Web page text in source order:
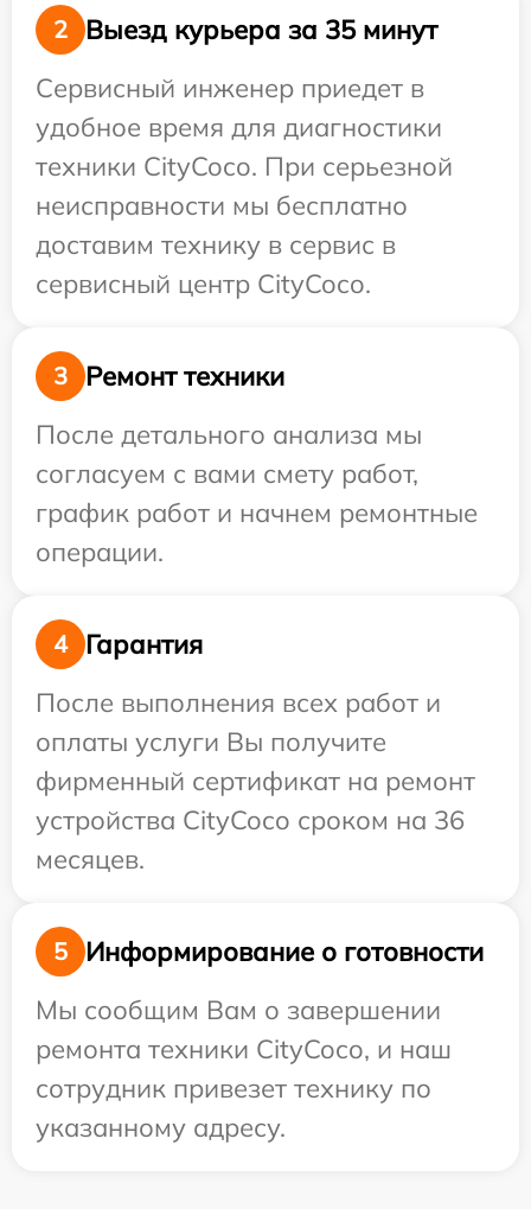
2
Выезд курьера за 35 минут
Сервисный инженер приедет в
удобное время для диагностики
техники CityCoco. При серьезной
неисправности мы бесплатно
доставим технику в сервис в
сервисный центр CityCoco.
3
Ремонт техники
После детального анализа мы
согласуем с вами смету работ,
график работ и начнем ремонтные
операции.
4
Гарантия
После выполнения всех работ и
оплаты услуги Вы получите
фирменный сертификат на ремонт
устройства CityCoco сроком на 36
месяцев.
5
Информирование о готовности
Мы сообщим Вам о завершении
ремонта техники CityCoco, и наш
сотрудник привезет технику по
указанному адресу.